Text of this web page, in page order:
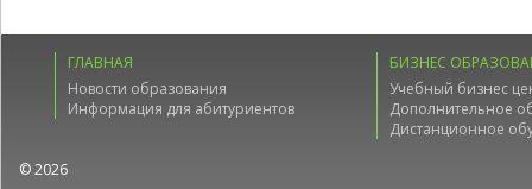
ГЛАВНАЯ
Новости образования
Информация для абитуриентов
БИЗНЕС
Учебный бизнес
Дополнительное
Дистанционное
© 2026